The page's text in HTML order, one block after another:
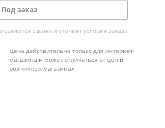
Под заказ
с вами и уточнят условия заказа
Цена действительна только для интернет-
магазина и может отличаться от цен в
розничных магазинах